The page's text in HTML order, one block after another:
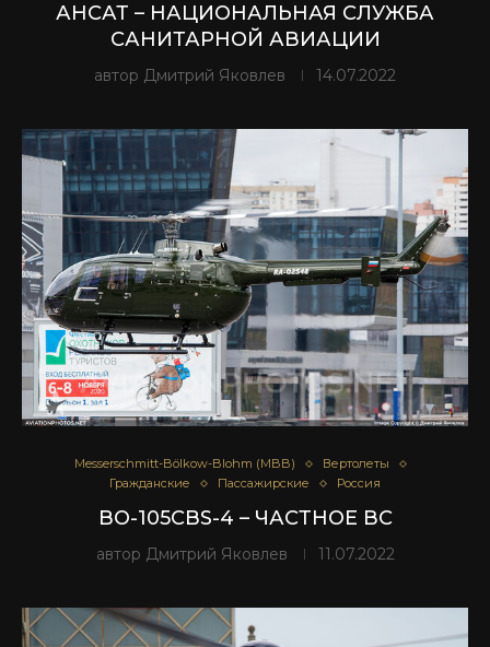
АНСАТ – НАЦИОНАЛЬНАЯ СЛУЖБА
САНИТАРНОЙ АВИАЦИИ
автор Дмитрий Яковлев 14.07.2022
Messerschmitt-Bölkow-Blohm (MBB)
Вертолеты
Гражданские
Пассажирские Россия
BO-105CBS-4 – ЧАСТНОЕ ВС
автор Дмитрий Яковлев 11.07.2022